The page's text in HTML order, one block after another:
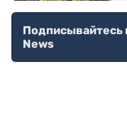
Подписывайтесь
News